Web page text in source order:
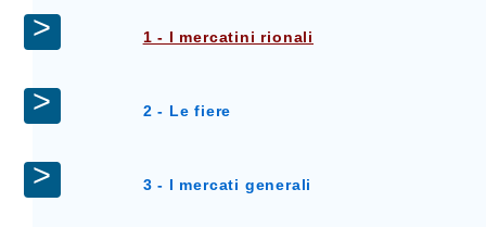
1 - I mercatini rionali
2 - Le fiere
3 - I mercati generali